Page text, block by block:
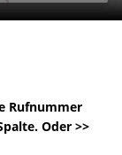
Rufnummer
Oder >>